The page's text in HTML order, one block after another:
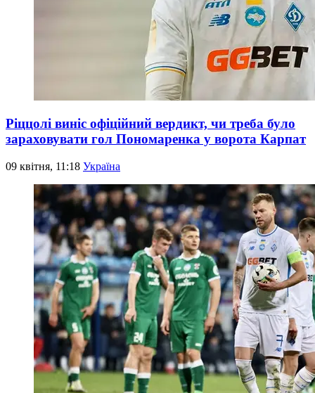
Ріццолі виніс офіційний вердикт, чи треба було
зараховувати гол Пономаренка у ворота Карпат
09 квітня, 11:18 Україна